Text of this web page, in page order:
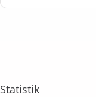
Statistik